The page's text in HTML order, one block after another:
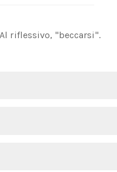
riflessivo, "beccarsi".